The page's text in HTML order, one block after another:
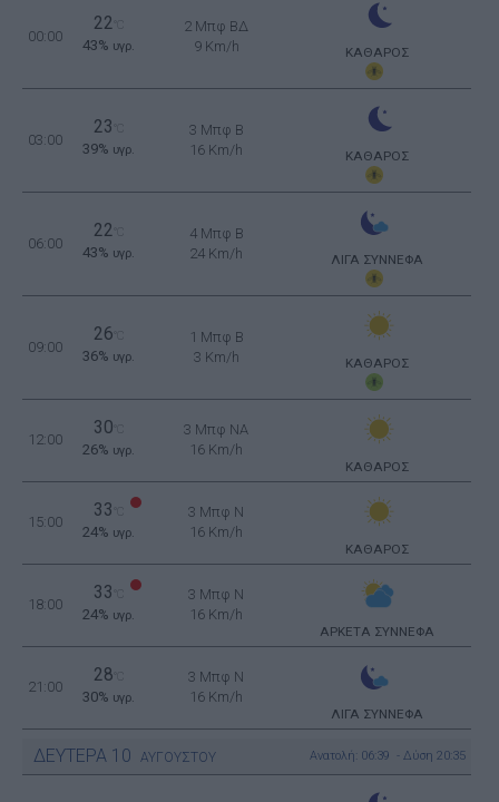
00:00
22
43% υγρ.
2 Μπφ ΒΔ
9 Km/h
ΚΑΘΑΡΟΣ
03:00
23
39% υγρ.
3 Μπφ B
16 Km/h
ΚΑΘΑΡΟΣ
06:00
22
43% υγρ.
4 Μπφ B
24 Km/h
ΛΙΓΑ ΣΥΝΝΕΦΑ
09:00
26
36% υγρ.
1 Μπφ B
3 Km/h
ΚΑΘΑΡΟΣ
12:00
30
26% υγρ.
3 Μπφ NA
16 Km/h
ΚΑΘΑΡΟΣ
15:00
33
24% υγρ.
3 Μπφ N
16 Km/h
ΚΑΘΑΡΟΣ
18:00
33
24% υγρ.
3 Μπφ N
16 Km/h
ΑΡΚΕΤΑ ΣΥΝΝΕΦΑ
21:00
28
30% υγρ.
3 Μπφ N
16 Km/h
ΛΙΓΑ ΣΥΝΝΕΦΑ
ΔΕΥΤΕΡΑ 10 ΑΥΓΟΥΣΤΟΥ Ανατολή: 06:39 - Δύση 20:35